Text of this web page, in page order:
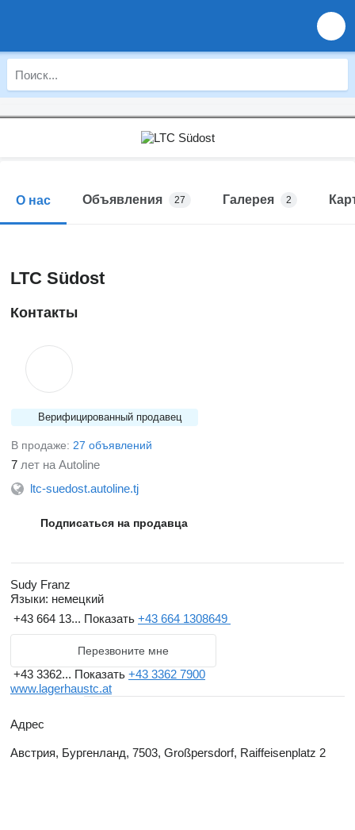
О нас Объявления 27 Галерея 2
LTC Südost
Контакты
Верифицированный продавец
В продаже: 27 объявлений
7 лет на Autoline
ltc-suedost.autoline.tj
Подписаться на продавца
Sudy Franz
Языки: немецкий
+43 664 13... Показать +43 664 1308649
Перезвоните мне
+43 3362... Показать +43 3362 7900
www.lagerhaustc.at
Адрес
Австрия, Бургенланд, 7503, Großpersdorf, Raiffeisenplatz 2